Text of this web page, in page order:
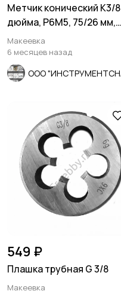
Метчик конический К3/8
дюйма, Р6М5, 75/26 мм,
2680-0007, СССР
Макеевка
6 месяцев назад
549 ₽
Плашка трубная G 3/8
Макеевка